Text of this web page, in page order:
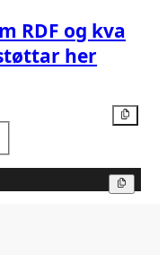
RDF og kva
her